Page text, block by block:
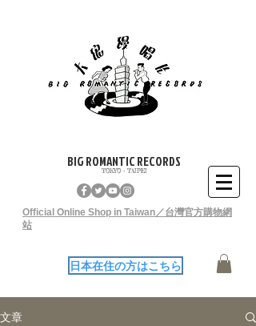
BIG ROMANTIC RECORDS
TOKYO - TAIPEI
Official Online Shop in Taiwan／台灣官方購物網
站
日本在住の方はこちら
文章